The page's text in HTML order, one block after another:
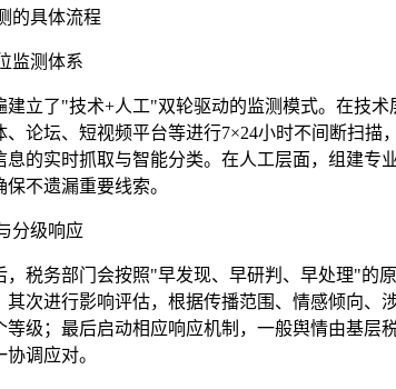
的具体流程
监测体系
建立了"技术+人工"双轮驱动的监测模式。在技
、论坛、短视频平台等进行7×24小时不间断扫
息的实时抓取与智能分类。在人工层面，组建专
不遗漏重要线索。
分级响应
，税务部门会按照"早发现、早研判、早处理"的
其次进行影响评估，根据传播范围、情感倾向、
等级；最后启动相应响应机制，一般舆情由基层
调应对。